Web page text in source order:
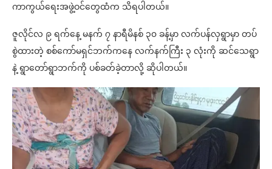
ကာကွယ်ရေးအဖွဲ့ဝင်တွေထံက သိရပါတယ်။
ဇူလိုင်လ ၉ ရက်နေ့ မနက် ၇ နာရီမိနစ် ၃၀ ခန့်မှာ လက်ပန်လှရွာမှာ တပ်
စွဲထားတဲ့ စစ်ကော်မရှင်ဘက်ကနေ လက်နက်ကြီး ၃ လုံးကို ဆင်သေရွာ
နဲ့ ရွာတော်ရွာဘက်ကို ပစ်ခတ်ခဲ့တာလို့ ဆိုပါတယ်။